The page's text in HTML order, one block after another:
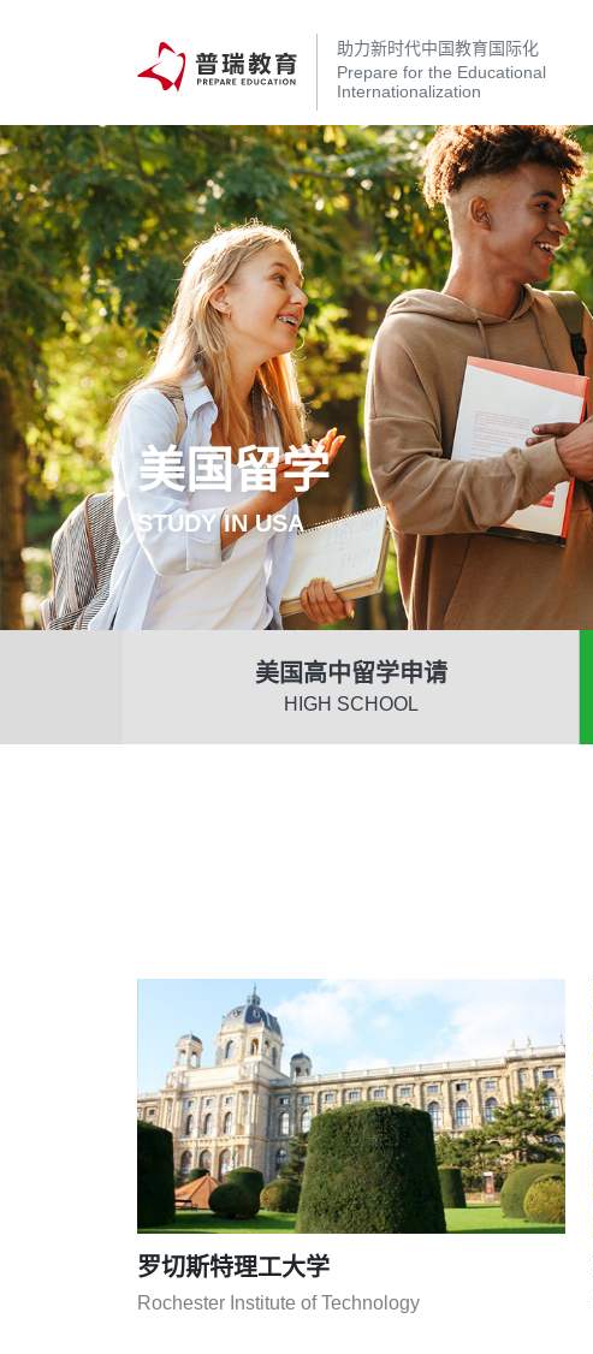
助力新时代中国教育国际化
Prepare for the Educational
Internationalization
美国留学
STUDY IN USA
美国高中留学申请
HIGH SCHOOL
马凯特大学
Marquette University